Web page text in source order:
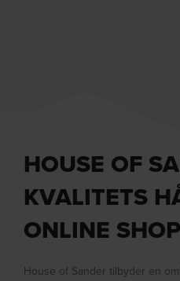
HOUSE OF
KVALITETS
ONLINE
House of Sander tilbyder en